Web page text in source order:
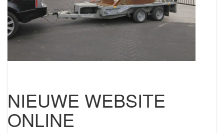
NIEUWE WEBSITE
ONLINE